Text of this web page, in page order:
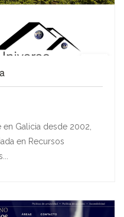
Galicia desde 2002,
en Recursos